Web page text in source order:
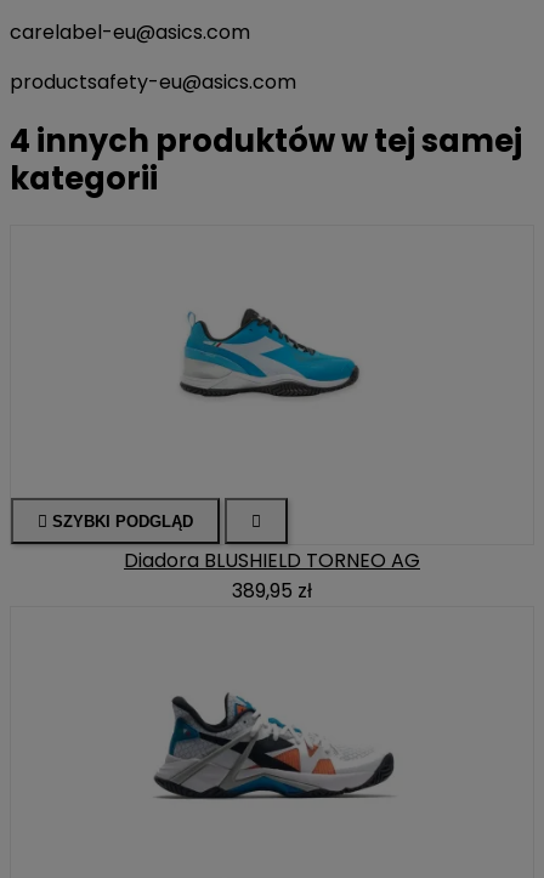
carelabel-eu@asics.com
productsafety-eu@asics.com
4 innych produktów w tej samej
kategorii
 SZYBKI PODGLĄD 
Diadora BLUSHIELD TORNEO AG
389,95 zł